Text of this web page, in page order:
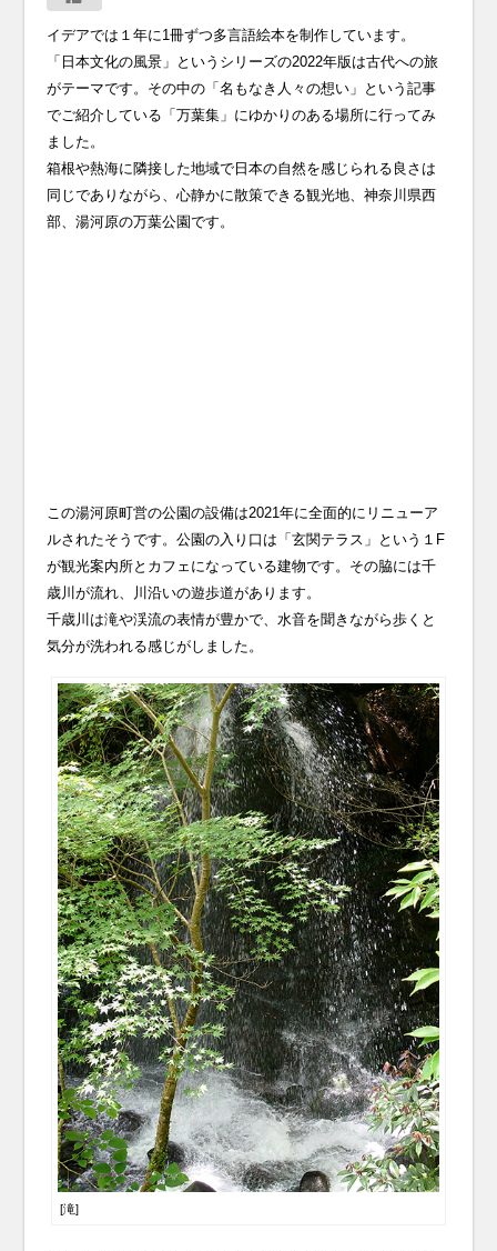
イデアでは１年に1冊ずつ多言語絵本を制作しています。
「日本文化の風景」というシリーズの2022年版は古代への旅
がテーマです。その中の「名もなき人々の想い」という記事
でご紹介している「万葉集」にゆかりのある場所に行ってみ
ました。
箱根や熱海に隣接した地域で日本の自然を感じられる良さは
同じでありながら、心静かに散策できる観光地、神奈川県西
部、湯河原の万葉公園です。
この湯河原町営の公園の設備は2021年に全面的にリニューア
ルされたそうです。公園の入り口は「玄関テラス」という１F
が観光案内所とカフェになっている建物です。その脇には千
歳川が流れ、川沿いの遊歩道があります。
千歳川は滝や渓流の表情が豊かで、水音を聞きながら歩くと
気分が洗われる感じがしました。
[滝]